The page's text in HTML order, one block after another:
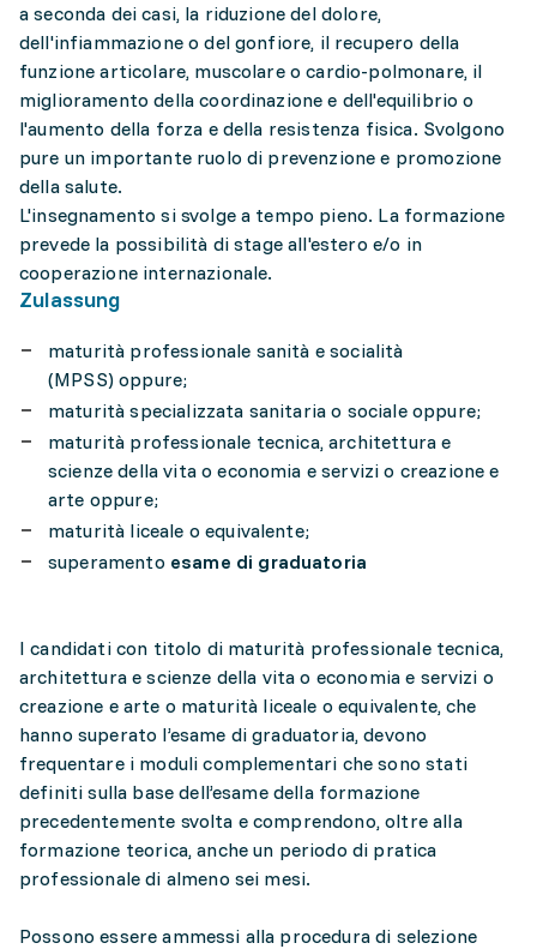
a seconda dei casi, la riduzione del dolore,
dell'infiammazione o del gonfiore, il recupero della
funzione articolare, muscolare o cardio-polmonare, il
miglioramento della coordinazione e dell'equilibrio o
l'aumento della forza e della resistenza fisica. Svolgono
pure un importante ruolo di prevenzione e promozione
della salute.
L'insegnamento si svolge a tempo pieno. La formazione
prevede la possibilità di stage all'estero e/o in
cooperazione internazionale.
Zulassung
maturità professionale sanità e socialità
(MPSS) oppure;
maturità specializzata sanitaria o sociale oppure;
maturità professionale tecnica, architettura e
scienze della vita o economia e servizi o creazione e
arte oppure;
maturità liceale o equivalente;
superamento esame di graduatoria
I candidati con titolo di maturità professionale tecnica,
architettura e scienze della vita o economia e servizi o
creazione e arte o maturità liceale o equivalente, che
hanno superato l’esame di graduatoria, devono
frequentare i moduli complementari che sono stati
definiti sulla base dell’esame della formazione
precedentemente svolta e comprendono, oltre alla
formazione teorica, anche un periodo di pratica
professionale di almeno sei mesi.
Possono essere ammessi alla procedura di selezione